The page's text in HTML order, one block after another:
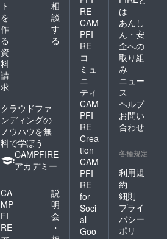
ト
を
作
る
相
談
す
る
資
料
請
求
クラウドファ
ンディングの
ノウハウを無
料で学ぼう
CAMPFIRE
アカデミー
CA
MP
FI
RE
説
明
会
・
RE
CAM
PFI
RE
コ
ミュ
ニ
ティ
CAM
PFI
RE
Crea
tion
CAM
PFI
RE
for
Soci
al
Goo
は
あんし
ん・安
全への
取り組
み
ニュー
ス
ヘルプ
お問い
合わせ
各種規定
利用規
約
細則
プライ
バシー
ポリ